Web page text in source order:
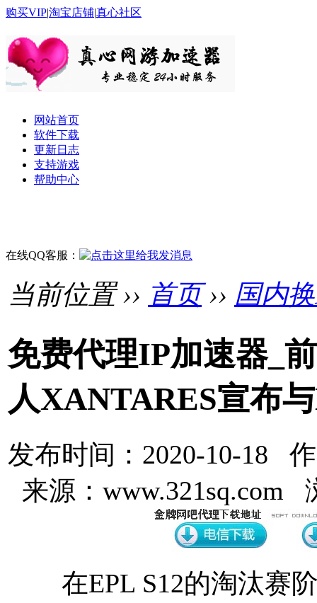
购买VIP|淘宝店铺|真心社区
网站首页
软件下载
更新日志
支持游戏
帮助中心
在线QQ客服：
当前位置 ›› 首页›› 国内
免费代理IP加速器_
人XANTARES宣布
发布时间：2020-10-18
来源：www.321sq.com
在EPL S12的淘汰赛阶